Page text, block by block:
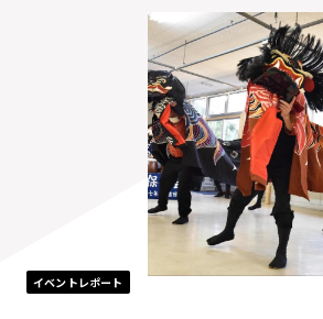
イベントレポート